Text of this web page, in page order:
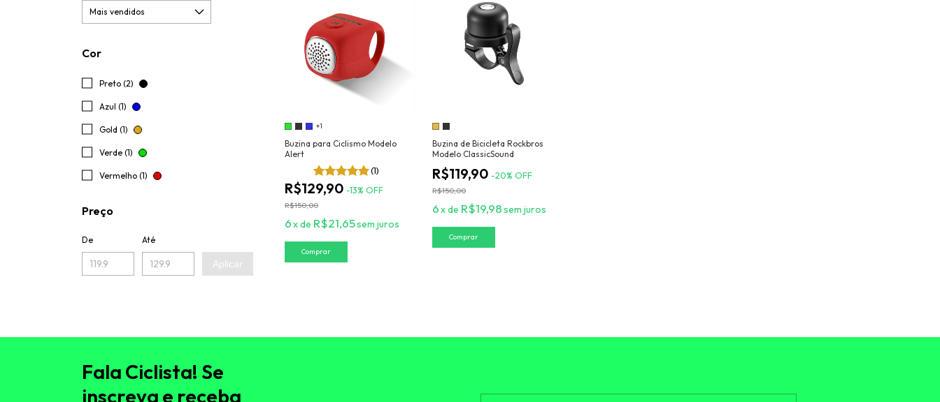
Cor
Preto (2)
Azul (1)
Gold (1)
Verde (1)
Vermelho (1)
Preço
De Até
Aplicar
+1
Buzina para Ciclismo Modelo
Alert
(1)
R$129,90 -13% OFF
R$150,00
6xde R$21,65sem juros
Comprar
Buzina de Bicicleta Rockbros
Modelo ClassicSound
R$119,90 -20%OFF
R$150,00
6xde R$19,98sem juros
Comprar
Fala Ciclista! Se
inscreva e receba